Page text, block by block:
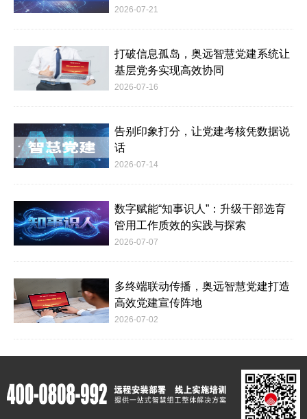
2026-07-21
打破信息孤岛，奥远智慧党建系统让
基层党务实现高效协同
2026-07-16
告别印象打分，让党建考核凭数据说
话
2026-07-14
数字赋能“知事识人”：升级干部选育
管用工作质效的实践与探索
2026-07-07
多终端联动传播，奥远智慧党建打造
高效党建宣传阵地
2026-07-02